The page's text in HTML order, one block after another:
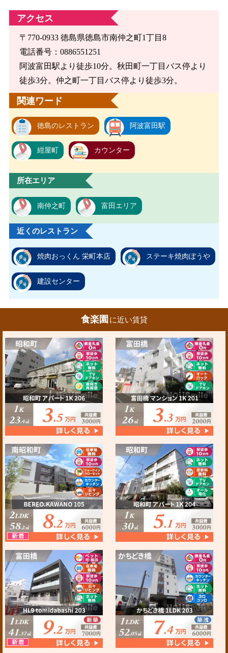
アクセス
〒770-0933 徳島県徳島市南仲之町1丁目8
電話番号：0886551251
阿波富田駅より徒歩10分。秋田町一丁目バス停より
徒歩3分。仲之町一丁目バス停より徒歩3分。
関連ワード
徳島のレストラン 阿波富田駅
紺屋町 カウンター
所在エリア
南仲之町 富田エリア
近くのレストラン
焼肉おっくん 栄町本店 ステーキ焼肉ぼうや
建設センター
食楽園 に近い賃貸